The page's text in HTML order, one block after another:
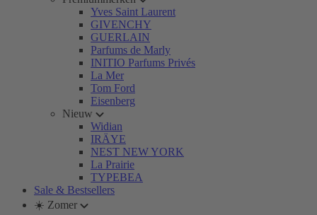
Yves Saint Laurent
GIVENCHY
GUERLAIN
Parfums de Marly
INITIO Parfums Privés
La Mer
Tom Ford
Eisenberg
Nieuw
Widian
IRÄYE
NEST NEW YORK
La Prairie
TYPEBEA
Sale & Bestsellers
☀️ Zomer